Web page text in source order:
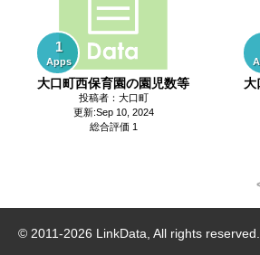
1
Apps
大口町西保育園の園児数等
投稿者：大口町
更新:Sep 10, 2024
総合評価 1
大
© 2011-2026 LinkData, All rights reserved.